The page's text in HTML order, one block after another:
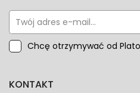
Chcę otrzymywać od
przeze mnie adres e-
dotyczące danych
KONTAKT